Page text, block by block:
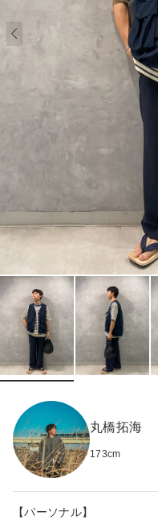
丸橋拓海
173cm
【パーソナル】